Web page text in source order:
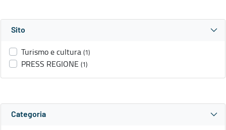
Sito
Turismo e cultura (1)
PRESS REGIONE (1)
Categoria